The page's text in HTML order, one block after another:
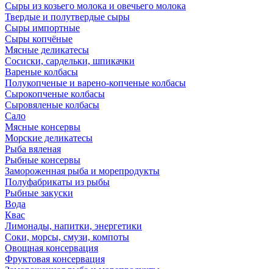
Сыры из козьего молока и овечьего молока
Твердые и полутвердые сыры
Сыры импортные
Сыры копчёные
Мясные деликатесы
Сосиски, сардельки, шпикачки
Вареные колбасы
Полукопченые и варено-копченые колбасы
Сырокопченые колбасы
Сыровяленые колбасы
Сало
Мясные консервы
Морские деликатесы
Рыба вяленая
Рыбные консервы
Замороженная рыба и морепродукты
Полуфабрикаты из рыбы
Рыбные закуски
Вода
Квас
Лимонады, напитки, энергетики
Соки, морсы, смузи, компоты
Овощная консервация
Фруктовая консервация